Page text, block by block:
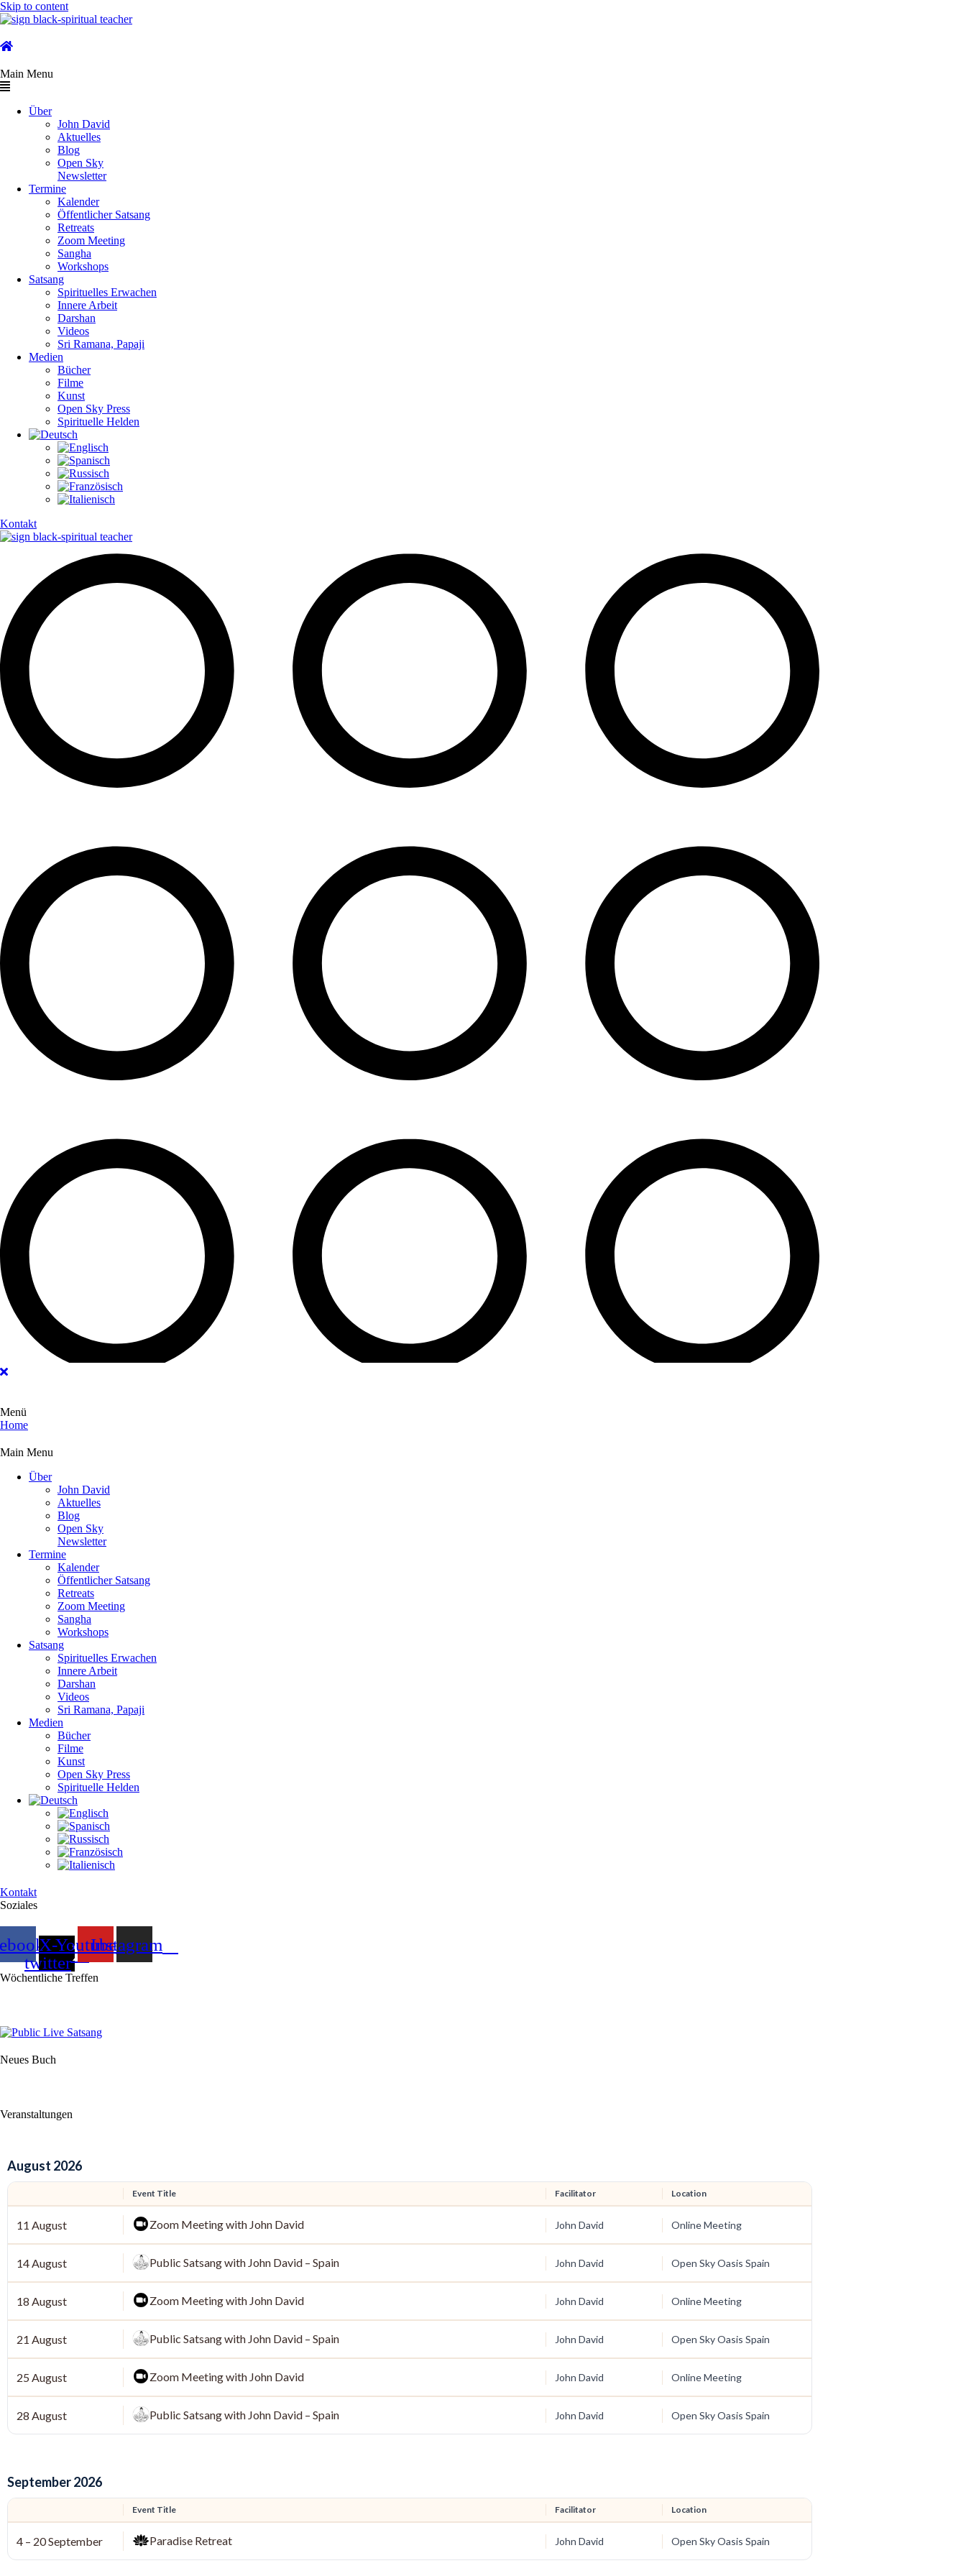
Skip to content
Main Menu
Über
John David
Aktuelles
Blog
Open Sky
Newsletter
Termine
Kalender
Öffentlicher Satsang
Retreats
Zoom Meeting
Sangha
Workshops
Satsang
Spirituelles Erwachen
Innere Arbeit
Darshan
Videos
Sri Ramana, Papaji
Medien
Bücher
Filme
Kunst
Open Sky Press
Spirituelle Helden
Kontakt
Menü
Home
Main Menu
Über
John David
Aktuelles
Blog
Open Sky
Newsletter
Termine
Kalender
Öffentlicher Satsang
Retreats
Zoom Meeting
Sangha
Workshops
Satsang
Spirituelles Erwachen
Innere Arbeit
Darshan
Videos
Sri Ramana, Papaji
Medien
Bücher
Filme
Kunst
Open Sky Press
Spirituelle Helden
Kontakt
Soziales
X-
twitter
YoutubeInstagram
Wöchentliche Treffen
Neues Buch
Veranstaltungen